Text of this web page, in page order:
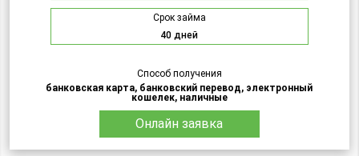
Срок займа
40 дней
Способ получения
банковская карта, банковский перевод, электронный
кошелек, наличные
Онлайн заявка